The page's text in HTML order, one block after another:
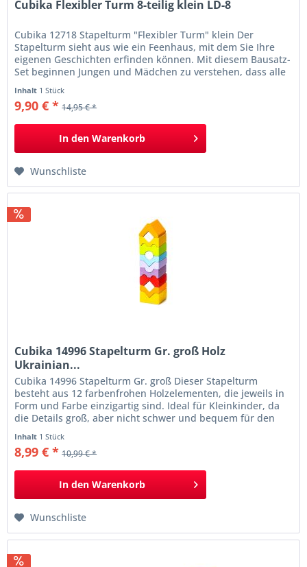
Cubika Flexibler Turm 8-teilig klein LD-8
Cubika 12718 Stapelturm "Flexibler Turm" klein Der
Stapelturm sieht aus wie ein Feenhaus, mit dem Sie Ihre
eigenen Geschichten erfinden können. Mit diesem Bausatz-
Set beginnen Jungen und Mädchen zu verstehen, dass alle
einer bestimmten Form, Farbe sortiert. Die Teile werden
übereinander platziert, um einen Turm...
Inhalt 1 Stück
9,90 € * 14,95 € *
In den Warenkorb
Wunschliste
Cubika 14996 Stapelturm Gr. groß Holz
Ukrainian...
Cubika 14996 Stapelturm Gr. groß Dieser Stapelturm
besteht aus 12 farbenfrohen Holzelementen, die jeweils in
Form und Farbe einzigartig sind. Ideal für Kleinkinder, da
die Details groß, aber nicht schwer und bequem für den
Denken, lehrt ein Kind Formen, Farben, Größen. Versuchen
Sie, die richtige Balance zu finden,...
Inhalt 1 Stück
8,99 € * 10,99 € *
In den Warenkorb
Wunschliste